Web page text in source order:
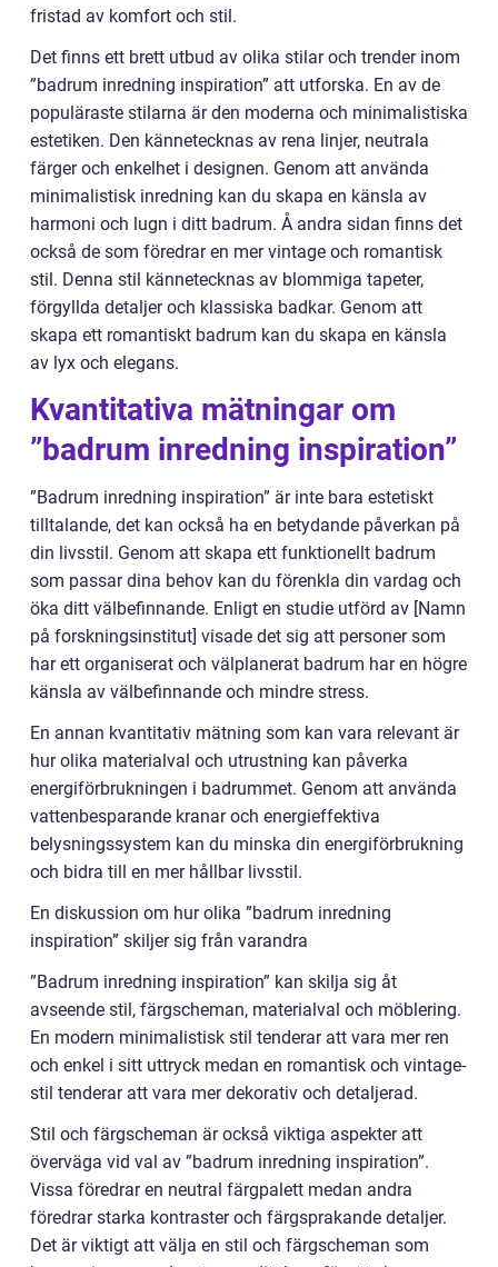
fristad av komfort och stil.
Det finns ett brett utbud av olika stilar och trender inom
”badrum inredning inspiration” att utforska. En av de
populäraste stilarna är den moderna och minimalistiska
estetiken. Den kännetecknas av rena linjer, neutrala
färger och enkelhet i designen. Genom att använda
minimalistisk inredning kan du skapa en känsla av
harmoni och lugn i ditt badrum. Å andra sidan finns det
också de som föredrar en mer vintage och romantisk
stil. Denna stil kännetecknas av blommiga tapeter,
förgyllda detaljer och klassiska badkar. Genom att
skapa ett romantiskt badrum kan du skapa en känsla
av lyx och elegans.
Kvantitativa mätningar om
”badrum inredning inspiration”
”Badrum inredning inspiration” är inte bara estetiskt
tilltalande, det kan också ha en betydande påverkan på
din livsstil. Genom att skapa ett funktionellt badrum
som passar dina behov kan du förenkla din vardag och
öka ditt välbefinnande. Enligt en studie utförd av [Namn
på forskningsinstitut] visade det sig att personer som
har ett organiserat och välplanerat badrum har en högre
känsla av välbefinnande och mindre stress.
En annan kvantitativ mätning som kan vara relevant är
hur olika materialval och utrustning kan påverka
energiförbrukningen i badrummet. Genom att använda
vattenbesparande kranar och energieffektiva
belysningssystem kan du minska din energiförbrukning
och bidra till en mer hållbar livsstil.
En diskussion om hur olika ”badrum inredning
inspiration” skiljer sig från varandra
”Badrum inredning inspiration” kan skilja sig åt
avseende stil, färgscheman, materialval och möblering.
En modern minimalistisk stil tenderar att vara mer ren
och enkel i sitt uttryck medan en romantisk och vintage-
stil tenderar att vara mer dekorativ och detaljerad.
Stil och färgscheman är också viktiga aspekter att
överväga vid val av ”badrum inredning inspiration”.
Vissa föredrar en neutral färgpalett medan andra
föredrar starka kontraster och färgsprakande detaljer.
Det är viktigt att välja en stil och färgscheman som